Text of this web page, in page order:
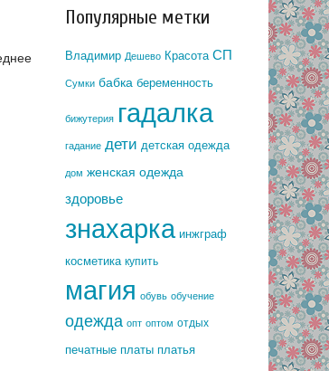
Популярные метки
Владимир Дешево Красота СП
Сумки бабка беременность
бижутерия гадалка
гадание дети детская одежда
дом женская одежда
здоровье
знахарка инжграф
косметика купить
магия обувь обучение
одежда опт оптом отдых
печатные платы платья